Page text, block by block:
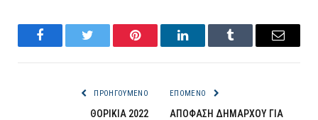
FacebookTwitter Pinterest LinkedInTumblr Email
ΠΡΟΗΓΟΎΜΕΝΟ
ΘΟΡΙΚΙΑ 2022
ΕΠΌΜΕΝΟ
ΑΠΟΦΑΣΗ ΔΗΜΑΡΧΟΥ ΓΙΑ